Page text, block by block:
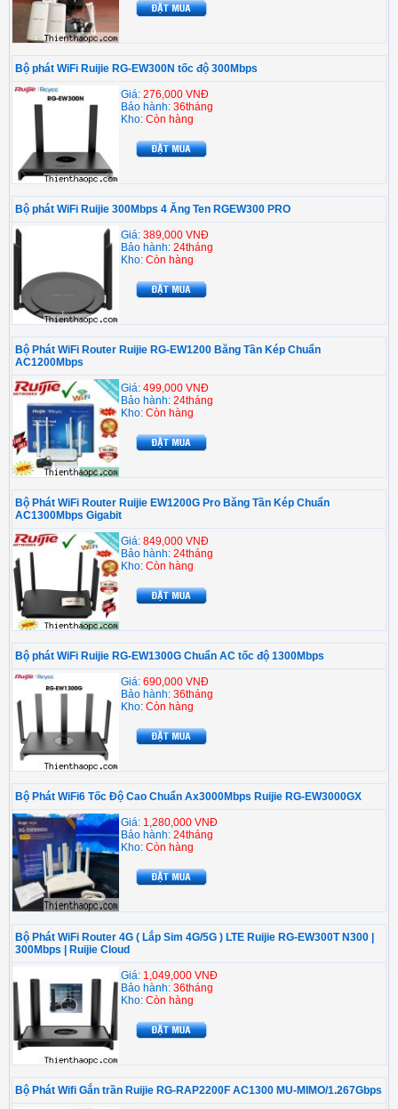
Bộ phát WiFi Ruijie RG-EW300N tốc độ 300Mbps
Giá: 276,000 VNĐ
Bảo hành: 36tháng
Kho: Còn hàng
Bộ phát WiFi Ruijie 300Mbps 4 Ăng Ten RGEW300 PRO
Giá: 389,000 VNĐ
Bảo hành: 24tháng
Kho: Còn hàng
Bộ Phát WiFi Router Ruijie RG-EW1200 Băng Tần Kép Chuẩn
AC1200Mbps
Giá: 499,000 VNĐ
Bảo hành: 24tháng
Kho: Còn hàng
Bộ Phát WiFi Router Ruijie EW1200G Pro Băng Tần Kép Chuẩn
AC1300Mbps Gigabit
Giá: 849,000 VNĐ
Bảo hành: 24tháng
Kho: Còn hàng
Bộ phát WiFi Ruijie RG-EW1300G Chuẩn AC tốc độ 1300Mbps
Giá: 690,000 VNĐ
Bảo hành: 36tháng
Kho: Còn hàng
Bộ Phát WiFi6 Tốc Độ Cao Chuẩn Ax3000Mbps Ruijie RG-EW3000GX
Giá: 1,280,000 VNĐ
Bảo hành: 24tháng
Kho: Còn hàng
Bộ Phát WiFi Router 4G ( Lắp Sim 4G/5G ) LTE Ruijie RG-EW300T N300 |
300Mbps | Ruijie Cloud
Giá: 1,049,000 VNĐ
Bảo hành: 36tháng
Kho: Còn hàng
Bộ Phát Wifi Gắn trần Ruijie RG-RAP2200F AC1300 MU-MIMO/1.267Gbps